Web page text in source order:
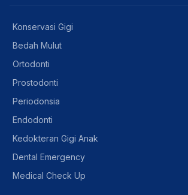
Konservasi Gigi
Bedah Mulut
Ortodonti
Prostodonti
Periodonsia
Endodonti
Kedokteran Gigi Anak
Dental Emergency
Medical Check Up